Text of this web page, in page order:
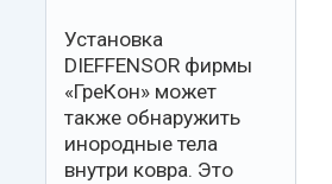
Установка
DIEFFENSOR фирмы
«ГреКон» может
также обнаружить
инородные тела
внутри ковра. Это